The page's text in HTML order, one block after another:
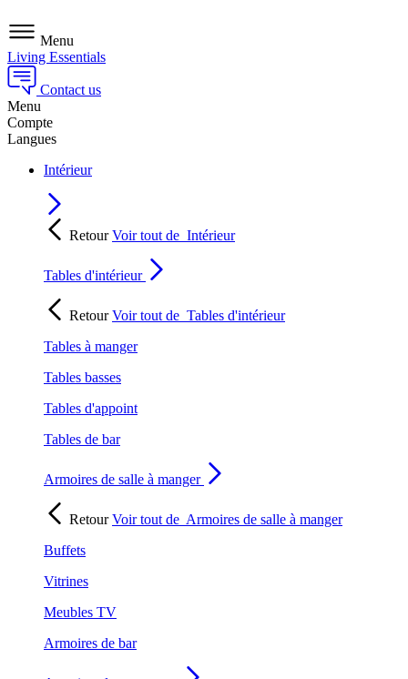
Menu
Living Essentials
Contact us
Menu
Compte
Langues
Intérieur
RetourVoir tout de Intérieur
Tables d'intérieur
RetourVoir tout de Tables d'intérieur
Tables à manger
Tables basses
Tables d'appoint
Tables de bar
Armoires de salle à manger
RetourVoir tout de Armoires de salle à manger
Buffets
Vitrines
Meubles TV
Armoires de bar